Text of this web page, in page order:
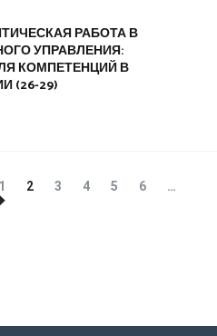
РАБОТА В
УПРАВЛЕНИЯ:
КОМПЕТЕНЦИЙ В
(26-29)
Страница
1 Страница
2 Страница
3 Страница
4 Страница
5 Страница
6 …